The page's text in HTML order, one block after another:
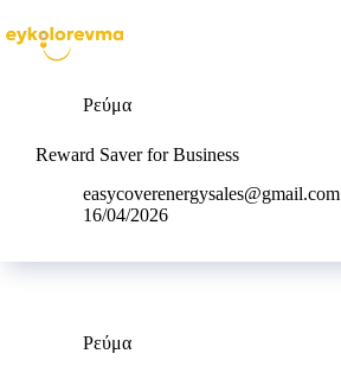
Ρεύμα
Reward Saver for Business
easycoverenergysales@gmail.com
16/04/2026
Ρεύμα